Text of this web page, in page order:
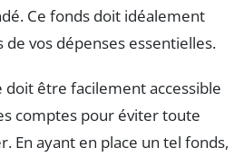
Ce fonds doit idéalement
vos dépenses essentielles.
doit être facilement accessible
comptes pour éviter toute
En ayant en place un tel fonds,